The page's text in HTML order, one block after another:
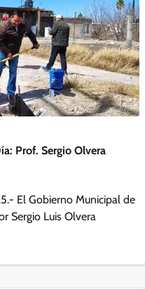
Prof. Sergio Olvera
El Gobierno Municipal de
Sergio Luis Olvera